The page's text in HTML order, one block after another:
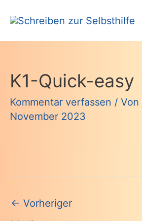
Inhalt
springen
K1-Quick-easy
Kommentar verfassen / Von
November 2023
Beitragsnavigation
← Vorheriger